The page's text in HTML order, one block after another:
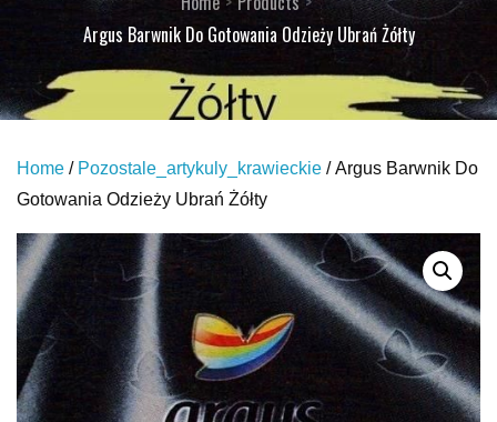
Argus Barwnik Do Gotowania Odzieży Ubrań Żółty
Home / Pozostale_artykuly_krawieckie / Argus Barwnik Do
Gotowania Odzieży Ubrań Żółty